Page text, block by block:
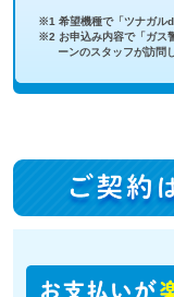
※1 希望機種で「ツナガル
※2 お申込み内容で「ガス
ーンのスタッフが訪問